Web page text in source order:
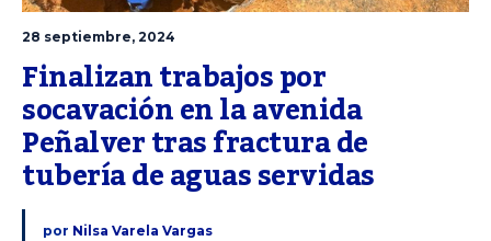
28 septiembre, 2024
Finalizan trabajos por
socavación en la avenida
Peñalver tras fractura de
tubería de aguas servidas
por Nilsa Varela Vargas